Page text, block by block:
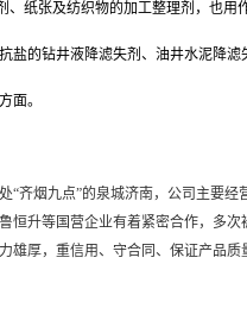
纸张及纺织物的加工整理剂，也
的钻井液降滤失剂、油井水泥降滤
面。
齐烟九点”的泉城济南，公司主要
恒升等国营企业有着紧密合作，多
厚，重信用、守合同、保证产品